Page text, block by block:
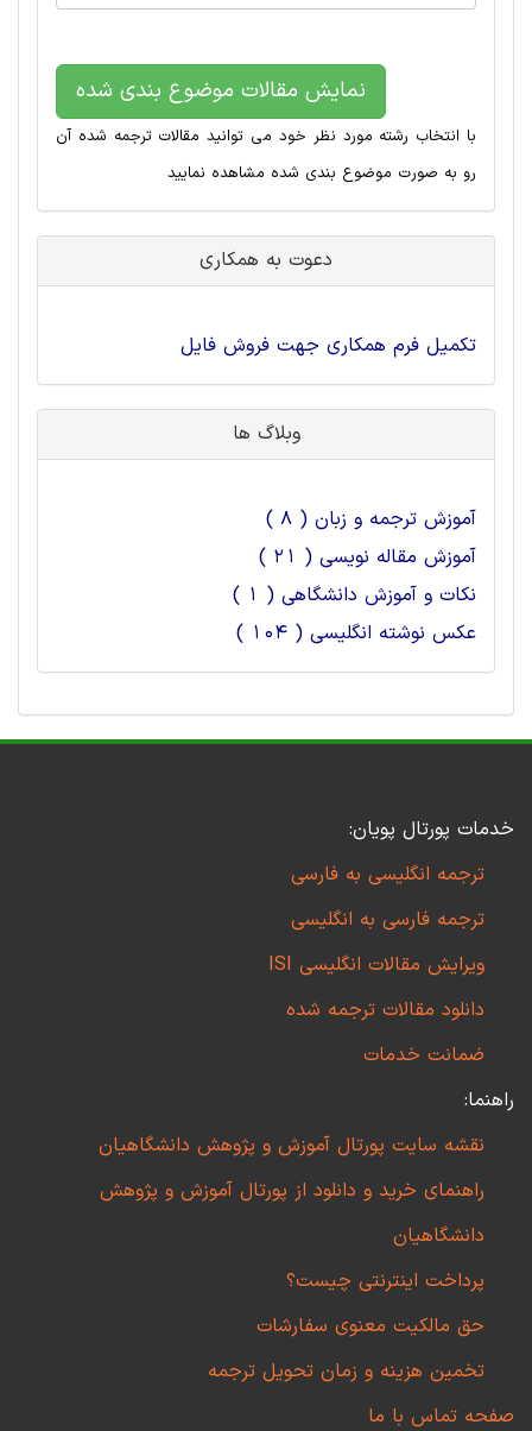
نمایش مقالات موضوع بندی شده
با انتخاب رشته مورد نظر خود می توانید مقالات ترجمه شده آن
رو به صورت موضوع بندی شده مشاهده نمایید
دعوت به همکاری
تکمیل فرم همکاری جهت فروش فایل
وبلاگ ها
آموزش ترجمه و زبان ( 8 )
آموزش مقاله نویسی ( 21 )
نکات و آموزش دانشگاهی ( 1 )
عکس نوشته انگلیسی ( 104 )
خدمات پورتال پویان:
ترجمه انگلیسی به فارسی
ترجمه فارسی به انگلیسی
ویرایش مقالات انگلیسی ISI
دانلود مقالات ترجمه شده
ضمانت خدمات
راهنما:
نقشه سایت پورتال آموزش و پژوهش دانشگاهیان
راهنمای خرید و دانلود از پورتال آموزش و پژوهش
دانشگاهیان
پرداخت اینترنتی چیست؟
حق مالکیت معنوی سفارشات
تخمین هزینه و زمان تحویل ترجمه
صفحه تماس با ما